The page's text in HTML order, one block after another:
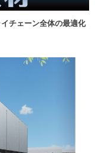
チェーン全体の最適化